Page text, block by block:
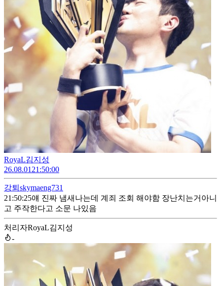
RoyaL김지성
26.08.01 21:50:00
강퇴 skymaeng731
21:50:25얘 진짜 냄새나는데 계죄 조회 해야함 장난치는거아니
고 주작한다고 소문 나있음
처리자RoyaL김지성
-